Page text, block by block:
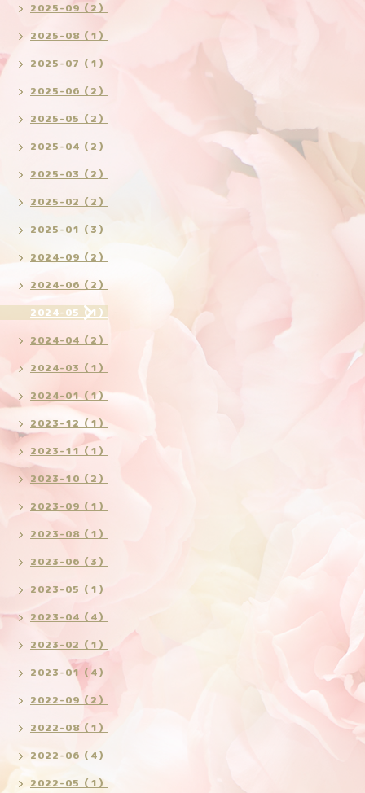
2025-09（2）
2025-08（1）
2025-07（1）
2025-06（2）
2025-05（2）
2025-04（2）
2025-03（2）
2025-02（2）
2025-01（3）
2024-09（2）
2024-06（2）
2024-05（1）
2024-04（2）
2024-03（1）
2024-01（1）
2023-12（1）
2023-11（1）
2023-10（2）
2023-09（1）
2023-08（1）
2023-06（3）
2023-05（1）
2023-04（4）
2023-02（1）
2023-01（4）
2022-09（2）
2022-08（1）
2022-06（4）
2022-05（1）